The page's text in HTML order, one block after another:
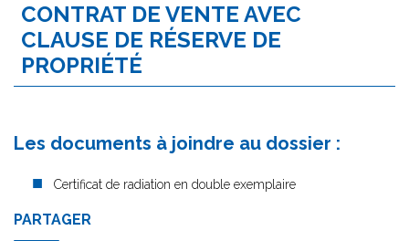
CONTRAT DE VENTE AVEC
CLAUSE DE RÉSERVE DE
PROPRIÉTÉ
Les documents à joindre au dossier :
Certificat de radiation en double exemplaire
PARTAGER